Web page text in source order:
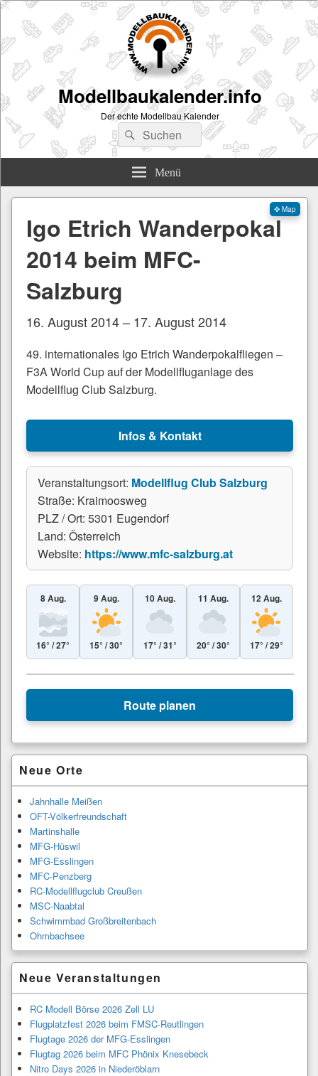
Modellbaukalender.info
Der echte Modellbau Kalender
Suchen
nach:
Suchen
Menü
✜ Map
Igo Etrich Wanderpokal
2014 beim MFC-
Salzburg
16. August 2014 – 17. August 2014
49. internationales Igo Etrich Wanderpokalfliegen –
F3A World Cup auf der Modellfluganlage des
Modellflug Club Salzburg.
Infos & Kontakt
Veranstaltungsort: Modellflug Club Salzburg
Straße: Kraimoosweg
PLZ / Ort: 5301 Eugendorf
Land: Österreich
Website: https://www.mfc-salzburg.at
8 Aug.
16° / 27°
9 Aug.
15° / 30°
10 Aug.
17° / 31°
11 Aug.
20° / 30°
12 Aug.
17° / 29°
+
Route planen
Primärer
Seitenleisten-
Widgetbereich
Neue Orte
Jahnhalle Meißen
OFT-Völkerfreundschaft
Martinshalle
MFG-Hüswil
MFG-Esslingen
MFC-Penzberg
RC-Modellflugclub Creußen
MSC-Naabtal
Schwimmbad Großbreitenbach
Ohmbachsee
Neue Veranstaltungen
RC Modell Börse 2026 Zell LU
Flugplatzfest 2026 beim FMSC-Reutlingen
Flugtage 2026 der MFG-Esslingen
Flugtag 2026 beim MFC Phönix Knesebeck
Nitro Days 2026 in Niederöblarn